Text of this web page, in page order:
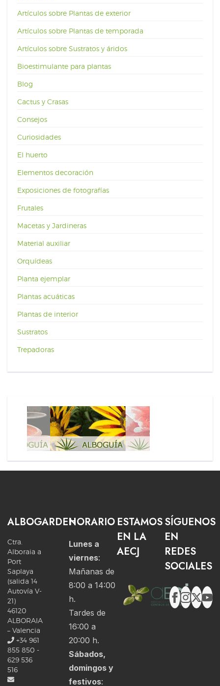
Artículos sobre Plantas de exterior
Artículos sobre Plantas de temporada
Artículos sobre Sustratos y áridos
Bioestimulante para plantas
Blog
Cactus y Crasas
Consejos
Curiosidades
El huerto
Elementos decoración
Exposiciones de fotografías
Frutales
Macetas y Jardineras
Material auxiliar
Orquídeas
Planta ejemplar
Plantas acuáticas
Plantas de interior
Sustratos
Trepadoras
ALBOGARDEN
Ctra.
Alboraia a
Port
Saplaya
(salida 14
Autovía V-
21)
46120
ALBORAIA
– Valencia
+34 961
855 850 -
629 536
516
HORARIO
Lunes a
viernes:
Mañanas de
8:00 a 14:00
h.
Tardes de
16:00 a
20:00 h.
Sábados,
domingos y
festivos:
ESTAMOS
EN LA
AECJ
SÍGUENOS
EN
REDES
SOCIALES